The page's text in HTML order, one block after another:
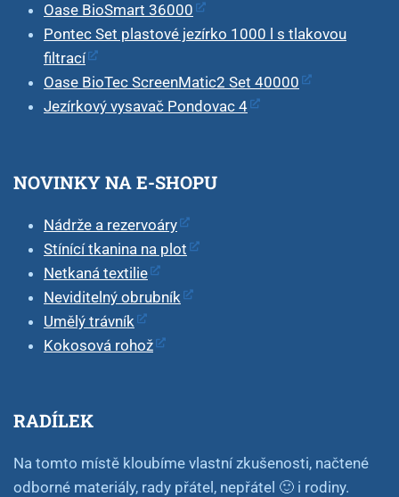
Oase BioSmart 36000
Pontec Set plastové jezírko 1000 l s tlakovou
filtrací
Oase BioTec ScreenMatic2 Set 40000
Jezírkový vysavač Pondovac 4
NOVINKY NA E-SHOPU
Nádrže a rezervoáry
Stínící tkanina na plot
Netkaná textilie
Neviditelný obrubník
Umělý trávník
Kokosová rohož
RADÍLEK
Na tomto místě kloubíme vlastní zkušenosti, načtené
odborné materiály, rady přátel, nepřátel 🙂 i rodiny.